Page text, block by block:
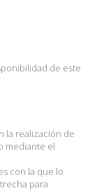
de este
la realización de
mediante el
con la que lo
para